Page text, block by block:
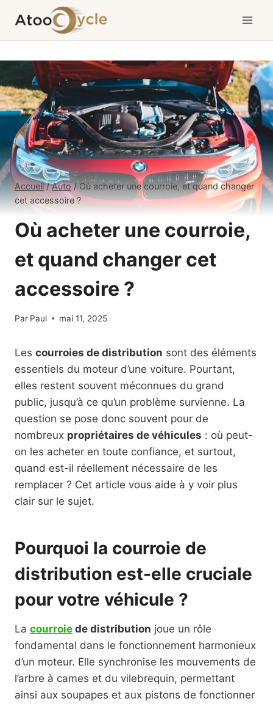
contenu
Accueil / Auto / Où acheter une courroie, et quand changer
cet accessoire ?
Où acheter une courroie,
et quand changer cet
accessoire ?
Par Paul mai 11, 2025
Les courroies de distribution sont des éléments
essentiels du moteur d’une voiture. Pourtant,
elles restent souvent méconnues du grand
public, jusqu’à ce qu’un problème survienne. La
question se pose donc souvent pour de
nombreux propriétaires de véhicules : où peut-
on les acheter en toute confiance, et surtout,
quand est-il réellement nécessaire de les
remplacer ? Cet article vous aide à y voir plus
clair sur le sujet.
Pourquoi la courroie de
distribution est-elle cruciale
pour votre véhicule ?
La courroie de distribution joue un rôle
fondamental dans le fonctionnement harmonieux
d’un moteur. Elle synchronise les mouvements de
l’arbre à cames et du vilebrequin, permettant
ainsi aux soupapes et aux pistons de fonctionner